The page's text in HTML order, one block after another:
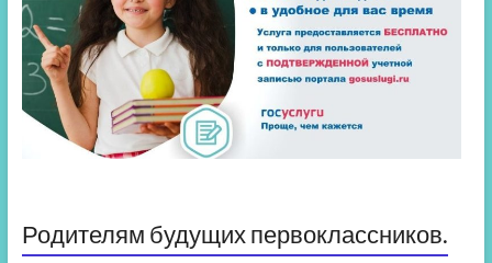
Родителям будущих первоклассников.